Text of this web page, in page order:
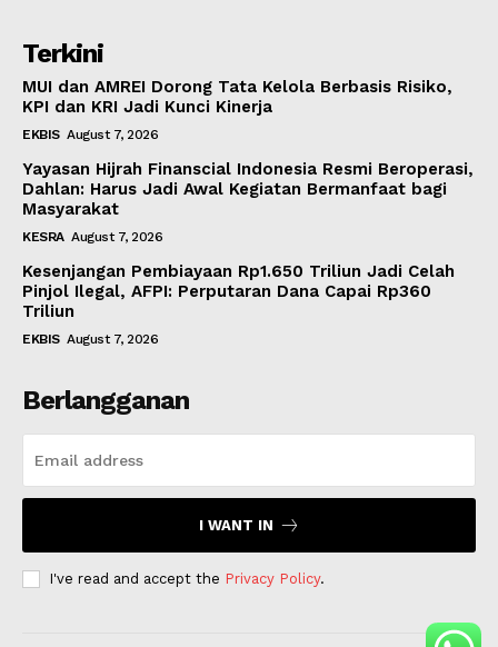
Terkini
MUI dan AMREI Dorong Tata Kelola Berbasis Risiko,
KPI dan KRI Jadi Kunci Kinerja
EKBIS August 7, 2026
Yayasan Hijrah Finanscial Indonesia Resmi Beroperasi,
Dahlan: Harus Jadi Awal Kegiatan Bermanfaat bagi
Masyarakat
KESRA August 7, 2026
Kesenjangan Pembiayaan Rp1.650 Triliun Jadi Celah
Pinjol Ilegal, AFPI: Perputaran Dana Capai Rp360
Triliun
EKBIS August 7, 2026
Berlangganan
I WANT IN
I've read and accept the Privacy Policy.